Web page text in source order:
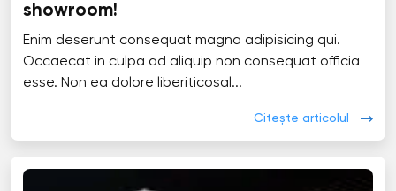
showroom!
Enim deserunt consequat magna adipisicing qui.
Occaecat in culpa ad aliquip non consequat officia
esse. Non ea dolore liberiticosal...
Citește articolul